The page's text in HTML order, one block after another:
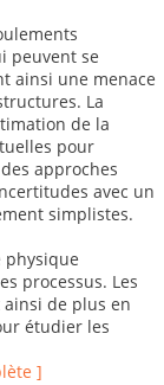
peuvent se
ainsi une menace
La
de la
pour
approches
avec un
simplistes.
physique
processus. Les
de plus en
étudier les
]